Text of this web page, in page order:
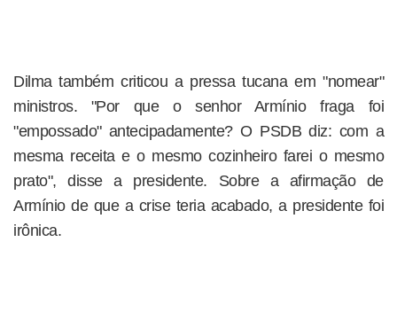
Dilma também criticou a pressa tucana em "nomear"
ministros. "Por que o senhor Armínio fraga foi
"empossado" antecipadamente? O PSDB diz: com a
mesma receita e o mesmo cozinheiro farei o mesmo
prato", disse a presidente. Sobre a afirmação de
Armínio de que a crise teria acabado, a presidente foi
irônica.